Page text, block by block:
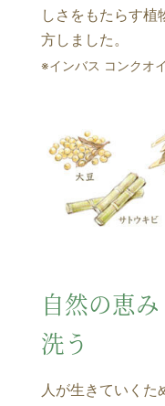
しさをもたらす
方しました。
※インバス コンクオ
自然の恵
洗う
人が生きていくた